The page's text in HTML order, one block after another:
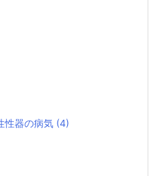
性器の病気 (4)